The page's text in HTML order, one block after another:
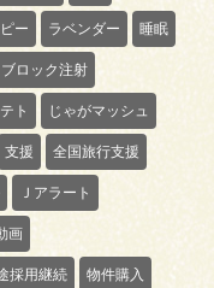
ー ラベンダー 睡眠
ブロック注射
ト じゃがマッシュ
支援 全国旅行支援
Ｊアラート
画
採用継続 物件購入